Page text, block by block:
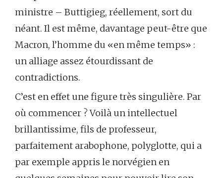
ministre – Buttigieg, réellement, sort du
néant. Il est même, davantage peut-être que
Macron, l’homme du «en même temps» :
un alliage assez étourdissant de
contradictions.
C’est en effet une figure très singulière. Par
où commencer ? Voilà un intellectuel
brillantissime, fils de professeur,
parfaitement arabophone, polyglotte, qui a
par exemple appris le norvégien en